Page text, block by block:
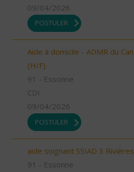
09/04/2026
POSTULER
Aide à domicile - ADMR du
(H/F)
91 - Essonne
CDI
09/04/2026
POSTULER
aide soignant SSIAD 3
91 - Essonne